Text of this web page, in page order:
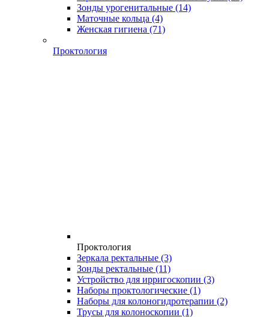
Зонды урогенитальные (14)
Маточные кольца (4)
Женская гигиена (71)
Проктология
Проктология
Зеркала ректальные (3)
Зонды ректальные (11)
Устройство для ирригоскопии (3)
Наборы проктологические (1)
Наборы для колоногидротерапии (2)
Трусы для колоноскопии (1)